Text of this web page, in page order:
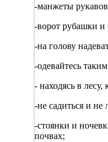
-манжеты
-ворот рубашки и
-на голову
-одевайтесь
- находясь в
-не садиться и не
-стоянки и
почвах;